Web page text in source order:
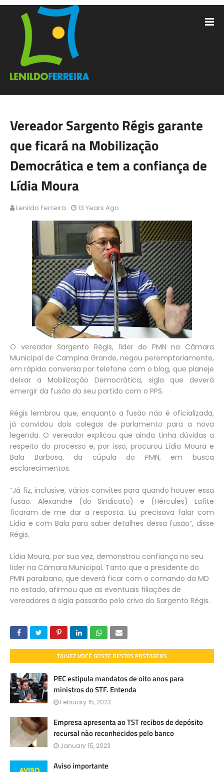
Vereador Sargento Régis garante
que ficará na Mobilização
Democrática e tem a confiança de
Lídia Moura
Lenildo Ferreira 13 Years Ago
O vereador Sargento Régis, líder do PMN na Câmara
Municipal de Campina Grande, negou peremptoriamente,
em rápida conversa por telefone com o blog, que planeje
deixar a Mobilização Democrática, sigla que deverá
emergir da fusão do seu partido com o PPS.
Régis lembrou que, enquanto a fusão não é oficializada,
já convidou dois colegas de parlamento para a nova
legenda. O vereador explicou que ainda tinha dúvidas a
respeito do processo e, por isso, procurou Lídia Moura e
Bala Barbosa, da cúpula do PMN, em busca
esclarecimentos.
“Já fiz, inclusive, vários convites para quando houver essa
fusão. Alexandre (do Sindicato) e (Hércules) Lafite
ficaram de me dar a resposta. Eu precisava falar com
Lídia e com Bala para saber detalhes dessa fusão”, disse
Régis.
Lídia Moura, por sua vez, demonstrou confiança no seu
líder na Câmara Municipal. Tanto que a presidente do
PMN paraibano, que deverá ficar com o comando da MD
no estado, afirmou que as eventuais filiações de
vereadores à sigla passarão pelo crivo do Sargento Régis.
TALVEZ VOCÊ GOSTE DESTAS POSTAGENS
PEC estipula mandatos de oito anos para
ministros do STF. Entenda
February 15, 2023
Empresa apresenta ao TST recibos de depósito
recursal não reconhecidos pelo banco
January 15, 2023
Aviso importante